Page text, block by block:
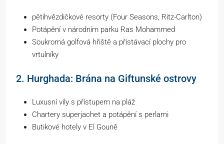
pětihvězdičkové resorty (Four Seasons, Ritz-Carlton)
Potápění v národním parku Ras Mohammed
Soukromá golfová hřiště a přistávací plochy pro
vrtulníky
2. Hurghada: Brána na Giftunské ostrovy
Luxusní vily s přístupem na pláž
Chartery superjachet a potápění s perlami
Butikové hotely v El Gouně